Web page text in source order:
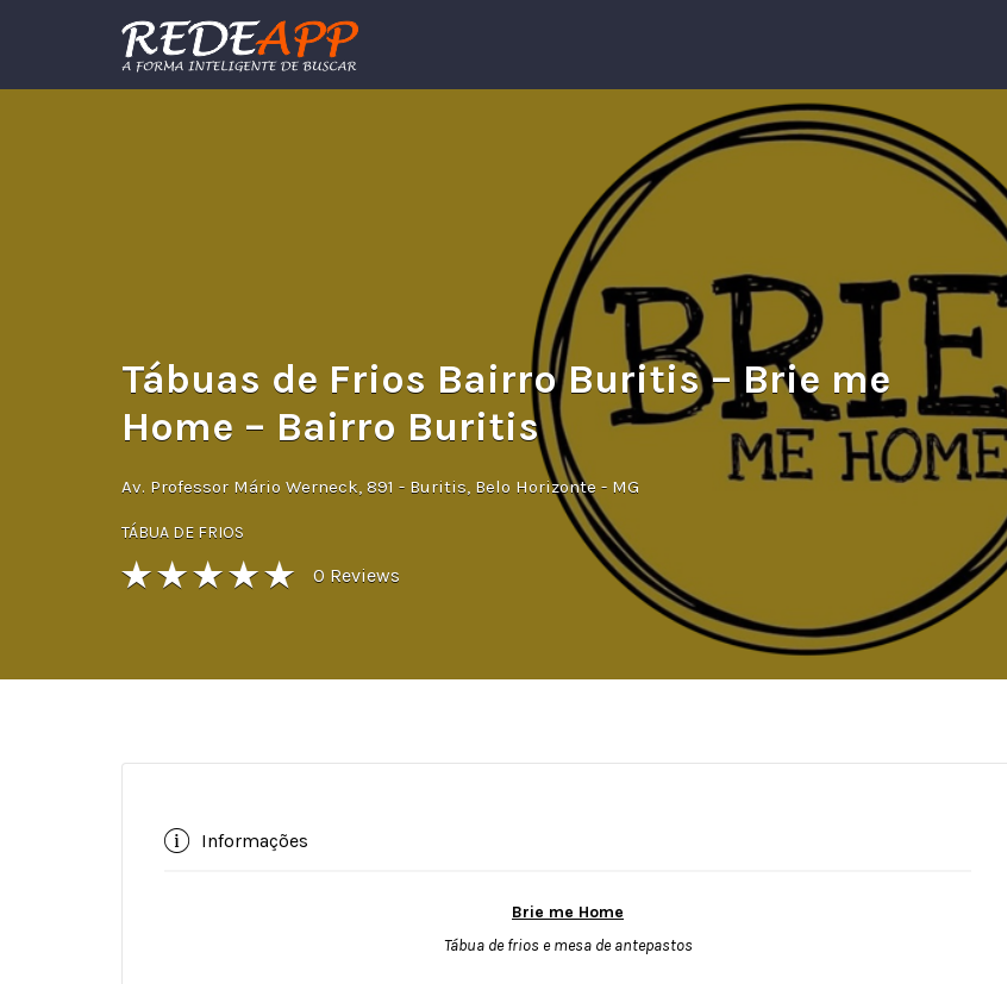
Procurar:
Tábuas de Frios Bairro Buritis – Brie me
Home – Bairro Buritis
Av. Professor Mário Werneck, 891 - Buritis, Belo Horizonte - MG
TÁBUA DE FRIOS
0 Reviews
Informações
Brie me Home
Tábua de frios e mesa de antepastos